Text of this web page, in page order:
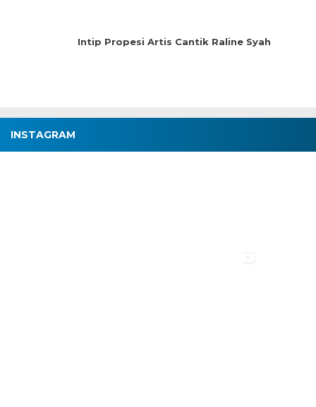
Intip Propesi Artis Cantik Raline Syah
INSTAGRAM